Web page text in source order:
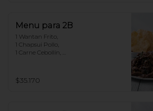
Menu para 2B
1 Wantan Frito,
1 Chapsui Pollo,
1 Carne Cebollín,
$35.170